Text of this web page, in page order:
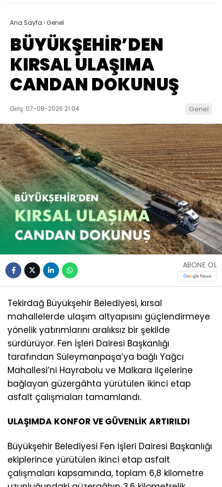
Ana Sayfa ›Genel
BÜYÜKŞEHİR’DEN
KIRSAL ULAŞIMA
CANDAN DOKUNUŞ
Giriş: 07-08-2026 21:04 Genel
ABONE OL
Tekirdağ Büyükşehir Belediyesi, kırsal
mahallelerde ulaşım altyapısını güçlendirmeye
yönelik yatırımlarını aralıksız bir şekilde
sürdürüyor. Fen İşleri Dairesi Başkanlığı
tarafından Süleymanpaşa’ya bağlı Yağcı
Mahallesi’ni Hayrabolu ve Malkara ilçelerine
bağlayan güzergâhta yürütülen ikinci etap
asfalt çalışmaları tamamlandı.
ULAŞIMDA KONFOR VE GÜVENLİK ARTIRILDI
Büyükşehir Belediyesi Fen İşleri Dairesi Başkanlığı
ekiplerince yürütülen ikinci etap asfalt
çalışmaları kapsamında, toplam 6,8 kilometre